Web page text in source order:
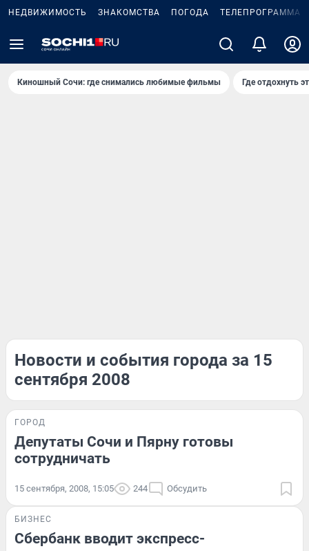
НЕДВИЖИМОСТЬ ЗНАКОМСТВА ПОГОДА ТЕЛЕПРОГРАММА
Киношный Сочи: где снимались любимые фильмы Где отдохнуть
Новости и события города за 15
сентября 2008
ГОРОД
Депутаты Сочи и Пярну готовы
сотрудничать
15 сентября, 2008, 15:05 244 Обсудить
БИЗНЕС
Сбербанк вводит экспресс-